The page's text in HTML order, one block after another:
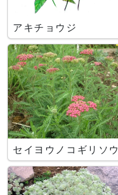
アキチョウジ
セイヨウノコギリソウ